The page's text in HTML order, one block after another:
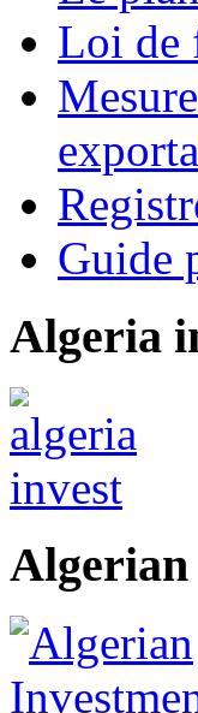
Loi de
Guide
Algeria
Algerian